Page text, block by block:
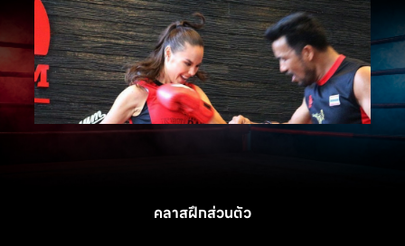
คลาสฝึกส่วนตัว